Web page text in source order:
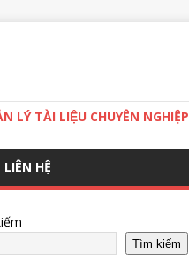
LÝ TÀI LIỆU CHUYÊN NGHIỆP
LIÊN HỆ
Tìm kiếm